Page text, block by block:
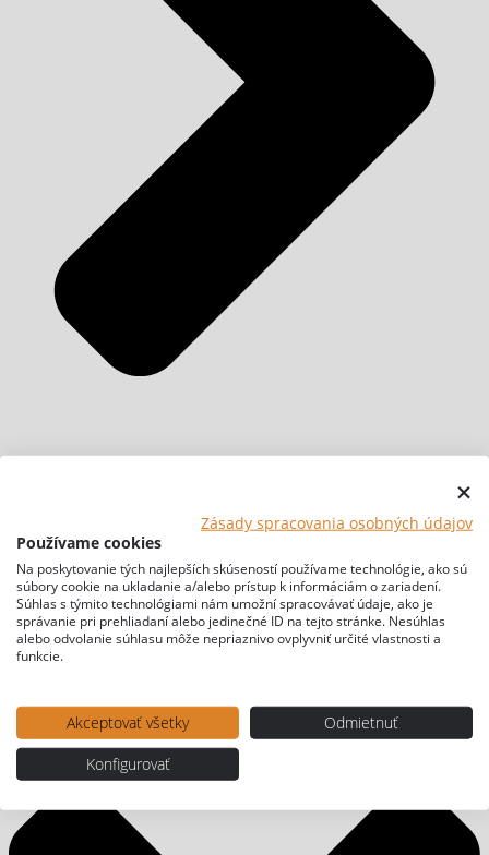
Zásady spracovania osobných údajov
Používame cookies
Na poskytovanie tých najlepších skúseností používame technológie, ako sú
súbory cookie na ukladanie a/alebo prístup k informáciám o zariadení.
Súhlas s týmito technológiami nám umožní spracovávať údaje, ako je
správanie pri prehliadaní alebo jedinečné ID na tejto stránke. Nesúhlas
alebo odvolanie súhlasu môže nepriaznivo ovplyvniť určité vlastnosti a
funkcie.
Akceptovať všetky
Odmietnuť
Konfigurovať